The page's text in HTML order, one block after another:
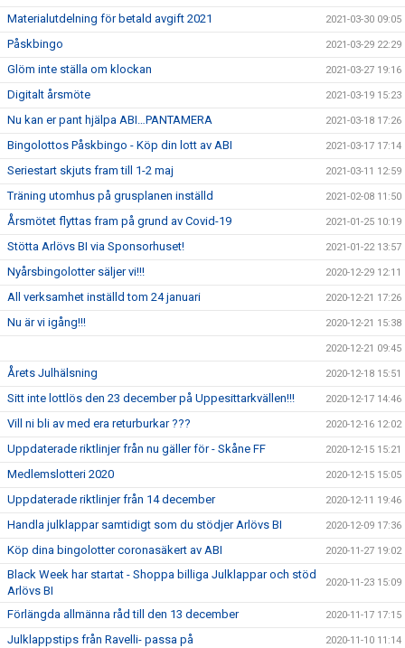
Materialutdelning för betald avgift 2021 2021-03-30 09:05
Påskbingo 2021-03-29 22:29
Glöm inte ställa om klockan 2021-03-27 19:16
Digitalt årsmöte 2021-03-19 15:23
Nu kan er pant hjälpa ABI…PANTAMERA 2021-03-18 17:26
Bingolottos Påskbingo - Köp din lott av ABI 2021-03-17 17:14
Seriestart skjuts fram till 1-2 maj 2021-03-11 12:59
Träning utomhus på grusplanen inställd 2021-02-08 11:50
Årsmötet flyttas fram på grund av Covid-19 2021-01-25 10:19
Stötta Arlövs BI via Sponsorhuset! 2021-01-22 13:57
Nyårsbingolotter säljer vi!!! 2020-12-29 12:11
All verksamhet inställd tom 24 januari 2020-12-21 17:26
Nu är vi igång!!! 2020-12-21 15:38
2020-12-21 09:45
Årets Julhälsning 2020-12-18 15:51
Sitt inte lottlös den 23 december på Uppesittarkvällen!!! 2020-12-17 14:46
Vill ni bli av med era returburkar ??? 2020-12-16 12:02
Uppdaterade riktlinjer från nu gäller för - Skåne FF 2020-12-15 15:21
Medlemslotteri 2020 2020-12-15 15:05
Uppdaterade riktlinjer från 14 december 2020-12-11 19:46
Handla julklappar samtidigt som du stödjer Arlövs BI 2020-12-09 17:36
Köp dina bingolotter coronasäkert av ABI 2020-11-27 19:02
Black Week har startat - Shoppa billiga Julklappar och stöd
Arlövs BI
2020-11-23 15:09
Förlängda allmänna råd till den 13 december 2020-11-17 17:15
Julklappstips från Ravelli- passa på 2020-11-10 11:14